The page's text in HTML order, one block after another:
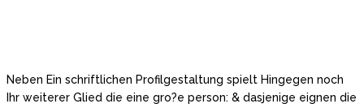
Neben Ein schriftlichen Profilgestaltung spielt Hingegen noch
Ihr weiterer Glied die eine gro?e person: & dasjenige eignen die